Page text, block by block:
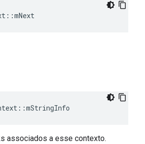
::mStringInfo
associados a esse contexto.